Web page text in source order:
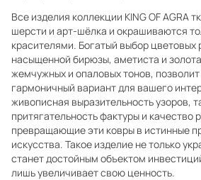
Все изделия коллекции KING OF AGRA
шерсти и арт-шёлка и окрашиваются
красителями. Богатый выбор цветовых
насыщенной бирюзы, аметиста и
жемчужных и опаловых тонов,
гармоничный вариант для вашего
живописная выразительность узоров,
притягательность фактуры и качество
превращающие эти ковры в истинные
искусства. Такое изделие не только
станет достойным объектом
лишь увеличивает свою ценность.